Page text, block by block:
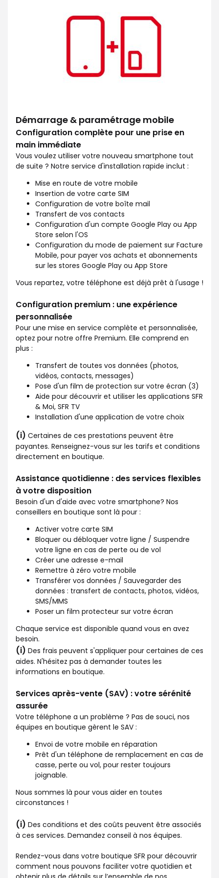
Démarrage & paramétrage mobile
Configuration complète pour une prise en
main immédiate
Vous voulez utiliser votre nouveau smartphone tout
de suite ? Notre service d'installation rapide inclut :
Mise en route de votre mobile
Insertion de votre carte SIM
Configuration de votre boîte mail
Transfert de vos contacts
Configuration d'un compte Google Play ou App
Store selon l'OS
Configuration du mode de paiement sur Facture
Mobile, pour payer vos achats et abonnements
sur les stores Google Play ou App Store
Vous repartez, votre téléphone est déjà prêt à l'usage !
Configuration premium : une expérience
personnalisée
Pour une mise en service complète et personnalisée,
optez pour notre offre Premium. Elle comprend en
plus :
Transfert de toutes vos données (photos,
vidéos, contacts, messages)
Pose d'un film de protection sur votre écran (3)
Aide pour découvrir et utiliser les applications SFR
& Moi, SFR TV
Installation d'une application de votre choix
(i) Certaines de ces prestations peuvent être
payantes. Renseignez-vous sur les tarifs et conditions
directement en boutique.
Assistance quotidienne : des services flexibles
à votre disposition
Besoin d'un d'aide avec votre smartphone? Nos
conseillers en boutique sont là pour :
Activer votre carte SIM
Bloquer ou débloquer votre ligne / Suspendre
votre ligne en cas de perte ou de vol
Créer une adresse e-mail
Remettre à zéro votre mobile
Transférer vos données / Sauvegarder des
données : transfert de contacts, photos, vidéos,
SMS/MMS
Poser un film protecteur sur votre écran
Chaque service est disponible quand vous en avez
besoin.
(i) Des frais peuvent s'appliquer pour certaines de ces
aides. N'hésitez pas à demander toutes les
informations en boutique.
Services après-vente (SAV) : votre sérénité
assurée
Votre téléphone a un problème ? Pas de souci, nos
équipes en boutique gèrent le SAV :
Envoi de votre mobile en réparation
Prêt d'un téléphone de remplacement en cas de
casse, perte ou vol, pour rester toujours
joignable.
Nous sommes là pour vous aider en toutes
circonstances !
(i) Des conditions et des coûts peuvent être associés
à ces services. Demandez conseil à nos équipes.
Rendez-vous dans votre boutique SFR pour découvrir
comment nous pouvons faciliter votre quotidien et